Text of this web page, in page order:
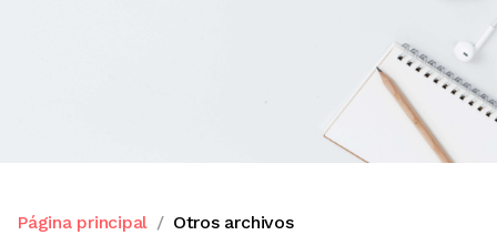
Página principal
Otros archivos